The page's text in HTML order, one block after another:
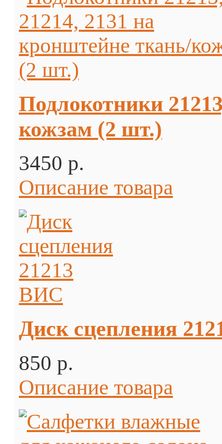
Подлокотники
кожзам (2 шт.)
3450 p.
Описание товара
Диск сцепления
850 p.
Описание товара